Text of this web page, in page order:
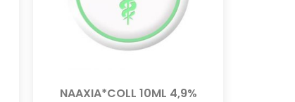
NAAXIA*COLL 10ML 4,9%